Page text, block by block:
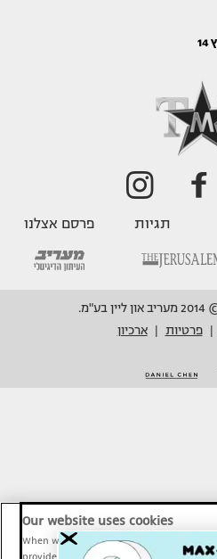
תגיות פרסם אצלנו
פרטיות ארכיון
Our website uses cookies
When we provide Maariv, TMI and Sport1
provide social media features and to